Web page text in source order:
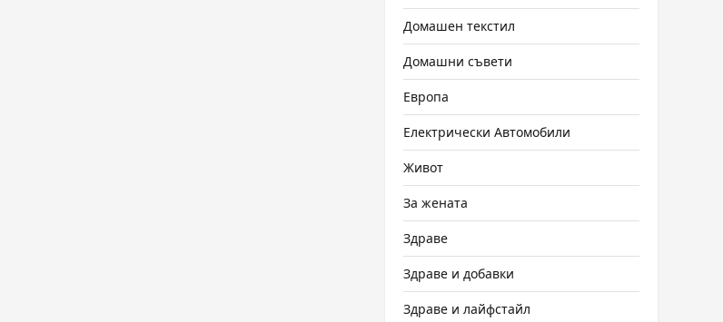
Домашен текстил
Домашни съвети
Европа
Електрически Автомобили
Живот
За жената
Здраве
Здраве и добавки
Здраве и лайфстайл